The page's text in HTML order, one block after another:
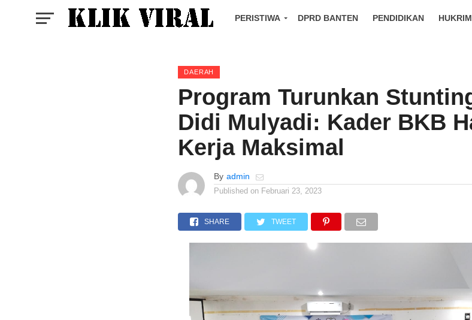
PERISTIWA DPRD BANTEN PENDIDIKAN HUKRIM
DAERAH
Program Turunkan
Didi Mulyadi: Kader BKB
Kerja Maksimal
By admin
Published on Februari 23, 2023
SHARE TWEET